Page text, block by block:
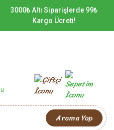
3000₺ Altı Siparişlerde 99₺
Kargo Ücreti!
Arama Yap